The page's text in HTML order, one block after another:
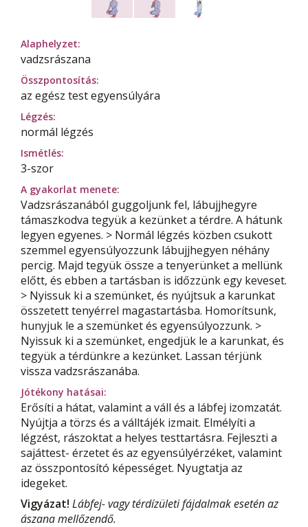
Alaphelyzet:
vadzsrászana
Összpontosítás:
az egész test egyensúlyára
Légzés:
normál légzés
Ismétlés:
3-szor
A gyakorlat menete:
Vadzsrászanából guggoljunk fel, lábujjhegyre
támaszkodva tegyük a kezünket a térdre. A hátunk
legyen egyenes. > Normál légzés közben csukott
szemmel egyensúlyozzunk lábujjhegyen néhány
percig. Majd tegyük össze a tenyerünket a mellünk
előtt, és ebben a tartásban is időzzünk egy keveset.
> Nyissuk ki a szemünket, és nyújtsuk a karunkat
összetett tenyérrel magastartásba. Homorítsunk,
hunyjuk le a szemünket és egyensúlyozzunk. >
Nyissuk ki a szemünket, engedjük le a karunkat, és
tegyük a térdünkre a kezünket. Lassan térjünk
vissza vadzsrászanába.
Jótékony hatásai:
Erősíti a hátat, valamint a váll és a lábfej izomzatát.
Nyújtja a törzs és a válltájék izmait. Elmélyíti a
légzést, rászoktat a helyes testtartásra. Fejleszti a
sajáttest- érzetet és az egyensúlyérzéket, valamint
az összpontosító képességet. Nyugtatja az
idegeket.
Vigyázat! Lábfej- vagy térdízületi fájdalmak esetén az
ászana mellőzendő.